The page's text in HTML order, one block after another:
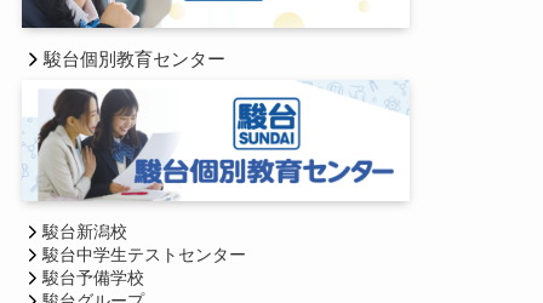
駿台個別教育センター
駿台新潟校
駿台中学生テストセンター
駿台予備学校